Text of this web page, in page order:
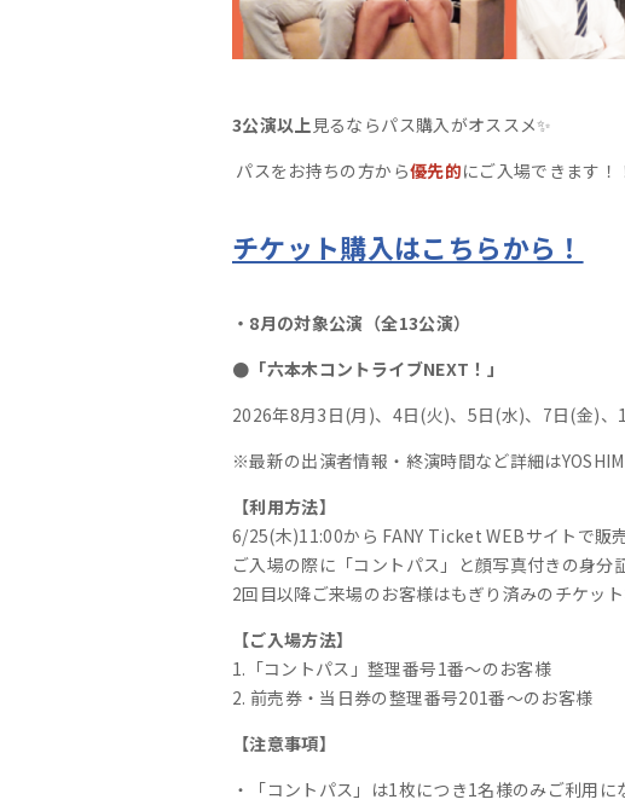
3公演以上見るならパス購入がオススメ✨
パスをお持ちの方から優先的にご入場できます！
チケット購入はこちらから！
・8月の対象公演（全13公演）
●「六本木コントライブNEXT！」
2026年8月3日(月)、4日(火)、5日(水)、7日(金)
※最新の出演者情報・終演時間など詳細は
【利用方法】
6/25(木)11:00から FANY Ticket WEBサイトで販
ご入場の際に「コントパス」と顔写真付きの身分
2回目以降ご来場のお客様はもぎり済みのチケッ
【ご入場方法】
1.「コントパス」整理番号1番～のお客様
2. 前売券・当日券の整理番号201番～のお客様
【注意事項】
・「コントパス」は1枚につき1名様のみご利用に